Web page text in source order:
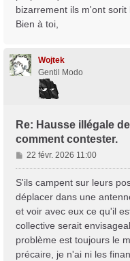
bizarrement ils m'ont sorit
Bien à toi,
Wojtek
Gentil Modo
Re: Hausse illégale
comment contester.
M
e
s
s
a
g
e
22 févr. 2026 11:00
S'ils campent sur leurs
déplacer dans une
et voir avec eux ce qu'il
collective serait
problème est toujours le
précaire, je n'ai ni les